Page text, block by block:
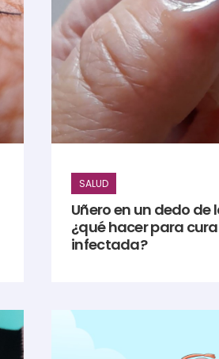
SALUD
Uñero en un dedo de
¿qué hacer para
infectada?